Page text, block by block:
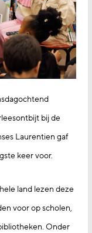
bij de
Laurentien gaf
keer voor.
land lezen deze
voor op scholen,
Onder